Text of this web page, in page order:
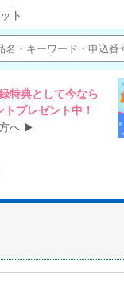
ト
特典として今なら
プレゼント中！
へ ▶